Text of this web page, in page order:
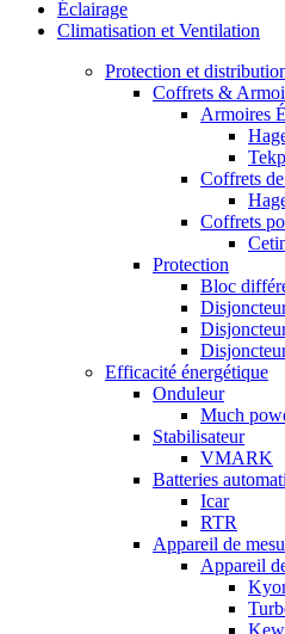
Éclairage
Climatisation et Ventilation
Protection et
Coffrets &
Armoires
Coffrets
Coffrets
Protection
Bloc
Efficacité énergétique
Onduleur
Much
Stabilisateur
VMARK
Batteries
Icar
RTR
Appareil de
Appareil